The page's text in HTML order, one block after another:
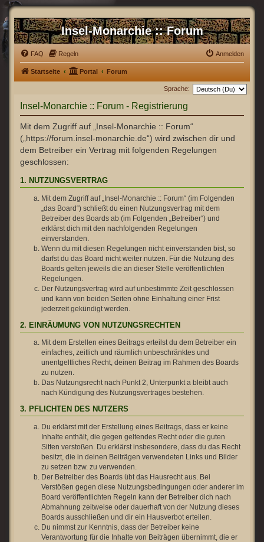
Insel-Monarchie :: Forum
FAQ Regeln Anmelden
Startseite Portal Forum
Sprache:
Insel-Monarchie :: Forum - Registrierung
Mit dem Zugriff auf „Insel-Monarchie :: Forum“
(„https://forum.insel-monarchie.de“) wird zwischen dir und
dem Betreiber ein Vertrag mit folgenden Regelungen
geschlossen:
1. NUTZUNGSVERTRAG
Mit dem Zugriff auf „Insel-Monarchie :: Forum“ (im Folgenden
„das Board“) schließt du einen Nutzungsvertrag mit dem
Betreiber des Boards ab (im Folgenden „Betreiber“) und
erklärst dich mit den nachfolgenden Regelungen
einverstanden.
Wenn du mit diesen Regelungen nicht einverstanden bist, so
darfst du das Board nicht weiter nutzen. Für die Nutzung des
Boards gelten jeweils die an dieser Stelle veröffentlichten
Regelungen.
Der Nutzungsvertrag wird auf unbestimmte Zeit geschlossen
und kann von beiden Seiten ohne Einhaltung einer Frist
jederzeit gekündigt werden.
2. EINRÄUMUNG VON NUTZUNGSRECHTEN
Mit dem Erstellen eines Beitrags erteilst du dem Betreiber ein
einfaches, zeitlich und räumlich unbeschränktes und
unentgeltliches Recht, deinen Beitrag im Rahmen des Boards
zu nutzen.
Das Nutzungsrecht nach Punkt 2, Unterpunkt a bleibt auch
nach Kündigung des Nutzungsvertrages bestehen.
3. PFLICHTEN DES NUTZERS
Du erklärst mit der Erstellung eines Beitrags, dass er keine
Inhalte enthält, die gegen geltendes Recht oder die guten
Sitten verstoßen. Du erklärst insbesondere, dass du das Recht
besitzt, die in deinen Beiträgen verwendeten Links und Bilder
zu setzen bzw. zu verwenden.
Der Betreiber des Boards übt das Hausrecht aus. Bei
Verstößen gegen diese Nutzungsbedingungen oder anderer im
Board veröffentlichten Regeln kann der Betreiber dich nach
Abmahnung zeitweise oder dauerhaft von der Nutzung dieses
Boards ausschließen und dir ein Hausverbot erteilen.
Du nimmst zur Kenntnis, dass der Betreiber keine
Verantwortung für die Inhalte von Beiträgen übernimmt, die er